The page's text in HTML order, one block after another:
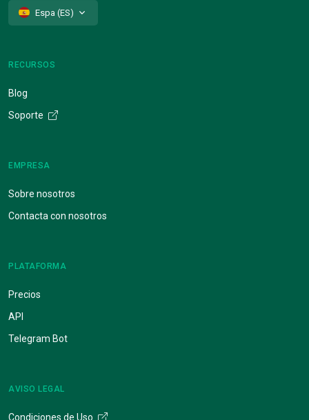
Espa (ES)
RECURSOS
Blog
Soporte
EMPRESA
Sobre nosotros
Contacta con nosotros
PLATAFORMA
Precios
API
Telegram Bot
AVISO LEGAL
Condiciones de Uso